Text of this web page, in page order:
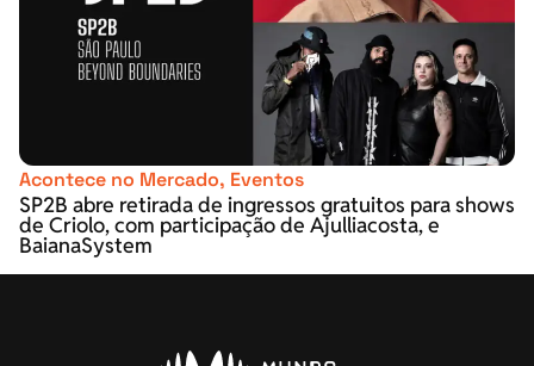
Acontece no Mercado, Eventos
SP2B abre retirada de ingressos gratuitos para shows
de Criolo, com participação de Ajulliacosta, e
BaianaSystem